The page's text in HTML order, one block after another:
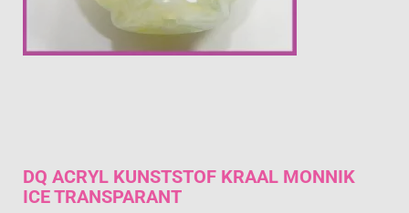
DQ ACRYL KUNSTSTOF KRAAL MONNIK
ICE TRANSPARANT